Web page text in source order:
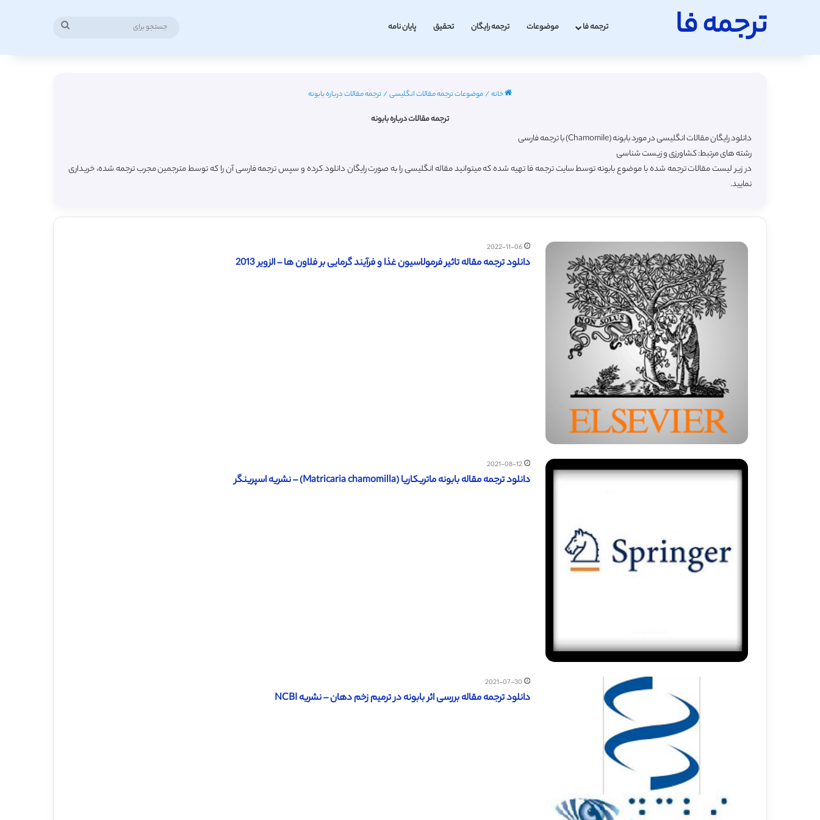
ترجمه فا ترجمه فا موضوعات ترجمه رایگان تحقیق پایان نامه
خانه/موضوعات ترجمه مقالات انگلیسی/ترجمه مقالات درباره بابونه
ترجمه مقالات درباره بابونه
دانلود رایگان مقالات انگلیسی در مورد بابونه (Chamomile) با ترجمه فارسی
رشته های مرتبط: کشاورزی و زیست شناسی
در زیر لیست مقالات ترجمه شده با موضوع بابونه توسط سایت ترجمه فا تهیه شده که میتوانید مقاله انگلیسی را به صورت رایگان دانلود کرده و سپس ترجمه فارسی آن را که توسط مترجمین مجرب ترجمه شده، خریداری
نمایید.
2022-11-06
دانلود ترجمه مقاله تاثیر فرمولاسیون غذا و فرآیند گرمایی بر فلاون ها – الزویر 2013
2021-08-12
دانلود ترجمه مقاله بابونه ماتریکاریا (Matricaria chamomilla) – نشریه اسپرینگر
2021-07-30
دانلود ترجمه مقاله بررسی اثر بابونه در ترمیم زخم دهان – نشریه NCBI